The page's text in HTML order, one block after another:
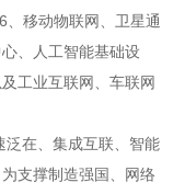
移动物联网、卫星通
、人工智能基础设
工业互联网、车联网
泛在、集成互联、智能
支撑制造强国、网络